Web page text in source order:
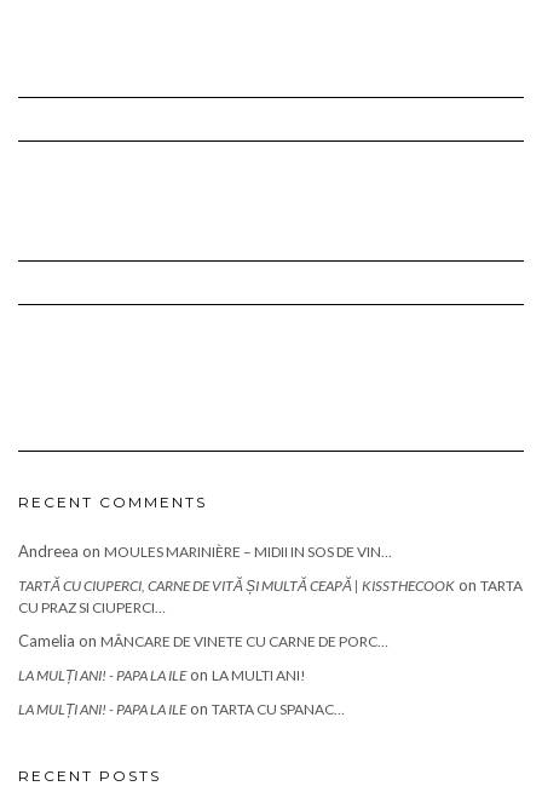
RECENT COMMENTS
Andreea on MOULES MARINIÈRE – MIDII IN SOS DE VIN…
TARTĂ CU CIUPERCI, CARNE DE VITĂ ȘI MULTĂ CEAPĂ | KISSTHECOOK on TARTA
CU PRAZ SI CIUPERCI…
Camelia on MÂNCARE DE VINETE CU CARNE DE PORC…
LA MULȚI ANI! - PAPA LA ILEon LA MULTI ANI!
LA MULȚI ANI! - PAPA LA ILEon TARTA CU SPANAC…
RECENT POSTS